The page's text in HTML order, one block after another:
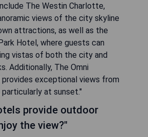
The Westin Charlotte,
views of the city skyline
attractions, as well as the
Hotel, where guests can
vistas of both the city and
Additionally, The Omni
exceptional views from
at sunset."
provide outdoor
the view?"